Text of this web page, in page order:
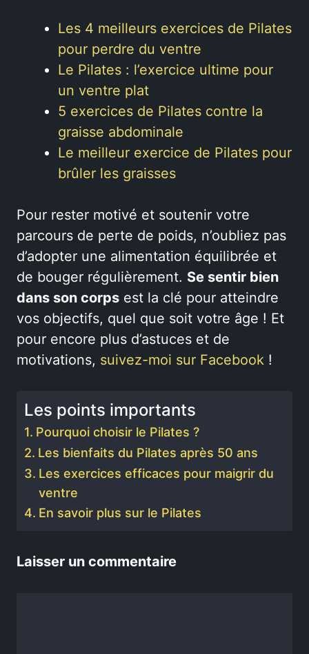
Les 4 meilleurs exercices de Pilates
pour perdre du ventre
Le Pilates : l’exercice ultime pour
un ventre plat
5 exercices de Pilates contre la
graisse abdominale
Le meilleur exercice de Pilates pour
brûler les graisses
Pour rester motivé et soutenir votre
parcours de perte de poids, n’oubliez pas
d’adopter une alimentation équilibrée et
de bouger régulièrement. Se sentir bien
dans son corps est la clé pour atteindre
vos objectifs, quel que soit votre âge ! Et
pour encore plus d’astuces et de
motivations, suivez-moi sur Facebook !
Les points importants
Pourquoi choisir le Pilates ?
Les bienfaits du Pilates après 50 ans
Les exercices efficaces pour maigrir du
ventre
En savoir plus sur le Pilates
Laisser un commentaire